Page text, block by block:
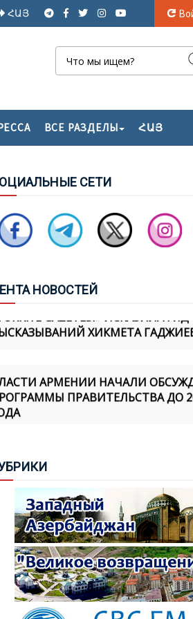
ՀԱՅ
ВСЕ РАЗДЕЛЫ ՀԱՅ
ИАЛЬНЫЕ СЕТИ
ТА НОВОСТЕЙ
ГАДЖИЕВ: «АЗЕРБАЙДЖАН
ПРАКТИЧЕСКИМИ ШАГАМИ,
ЧТО АРМЯНСКАЯ
РЕАЛЬНОСТЬ И
СВОЮ ПОЛИТИКУ В
GAZETESI» ИСКАЗИЛА РЯД
ПРАВИТЕЛЬСТВА ДО
ПРИБЫЛ С
В УКРАИНУ
ОСУДИЛ ЗАКОНОДАТЕЛЬНУЮ
АССАМБЛЕИ
С Т.Н. "АРЦАХОМ"
АЛИЕВА: МИННАЯ
РИКИ